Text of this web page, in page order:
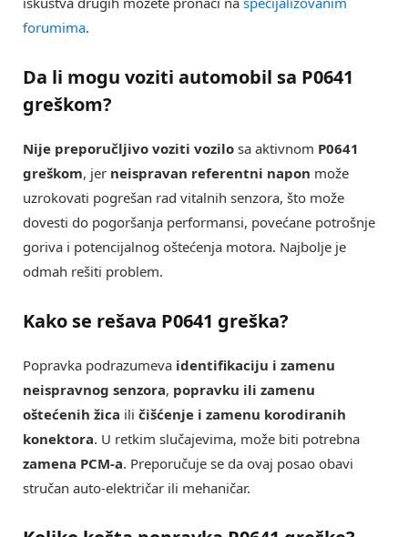
forumima.
Da li mogu voziti automobil sa P0641
greškom?
Nije preporučljivo voziti vozilo sa aktivnom P0641
greškom, jer neispravan referentni napon može
uzrokovati pogrešan rad vitalnih senzora, što može
dovesti do pogoršanja performansi, povećane potrošnje
goriva i potencijalnog oštećenja motora. Najbolje je
odmah rešiti problem.
Kako se rešava P0641 greška?
Popravka podrazumeva identifikaciju i zamenu
neispravnog senzora, popravku ili zamenu
oštećenih žica ili čišćenje i zamenu korodiranih
konektora. U retkim slučajevima, može biti potrebna
zamena PCM-a. Preporučuje se da ovaj posao obavi
stručan auto-električar ili mehaničar.